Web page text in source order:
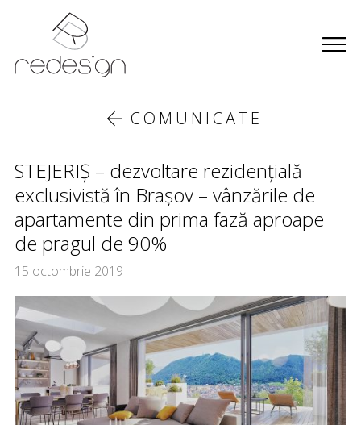
COMUNICATE
STEJERIŞ – dezvoltare rezidențială
exclusivistă în Brașov – vânzările de
apartamente din prima fază aproape
de pragul de 90%
15 octombrie 2019